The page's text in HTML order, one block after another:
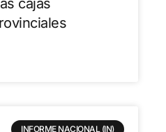
INFORME NACIONAL (IN)